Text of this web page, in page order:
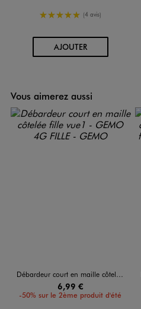
5/5 de moyenne
(4 avis)
AJOUTERAU PANIER
Vous aimerez aussi
Débardeur court en maille côtelée fille
6,99 €
-50% sur le 2ème produit d'été